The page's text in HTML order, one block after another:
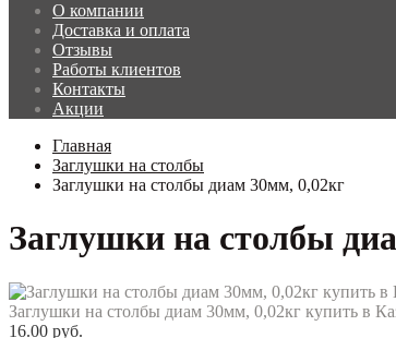
О компании
Доставка и оплата
Отзывы
Работы клиентов
Контакты
Акции
Главная
Заглушки на столбы
Заглушки на столбы диам 30мм, 0,02кг
Заглушки на столбы
Заглушки на столбы диам 30мм, 0,02кг купить в
16.00 руб.